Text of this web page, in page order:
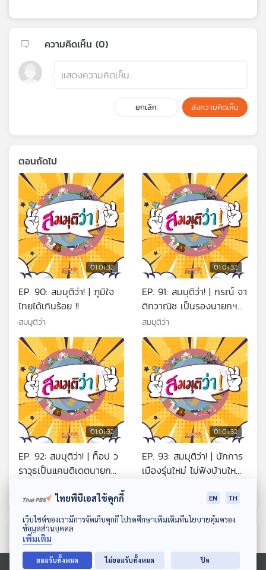
ดาวน์โหลด Thai PBS Podcast Application
ความคิดเห็น (0)
ยกเลิก ส่งความคิดเห็น
ตอนถัดไป
01:01:32
EP. 90: สมมุติว่า! | ภูมิใจ
ไทยได้เกินร้อย !!
สมมุติว่า
01:01:32
EP. 91: สมมุติว่า! | กรณ์ จา
ติกวาณิช เป็นรองนายกฯ
เศรษฐกิจ
สมมุติว่า
01:01:32
EP. 92: สมมุติว่า! | ท็อป ว
ราวุธเป็นแคนดิเดตนายก
วงศ์ !
01:01:32
EP. 93: สมมุติว่า! | นักการ
เมืองรุ่นใหม่ ไม่ฟังบ้านใหญ่
ตอนที่เกี่ยวข้อง
ไทยพีบีเอสใช้คุกกี้ EN TH
เว็บไซต์ของเรามีการจัดเก็บคุกกี้ โปรดศึกษาเพิ่มเติมที่นโยบายคุ้มครอง
ข้อมูลส่วนบุคคล
เพิ่มเติม
ยอมรับทั้งหมด ไม่ยอมรับทั้งหมด ปิด